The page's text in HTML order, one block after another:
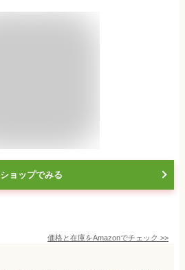
ショップでみる
価格と在庫をAmazonでチェック >>